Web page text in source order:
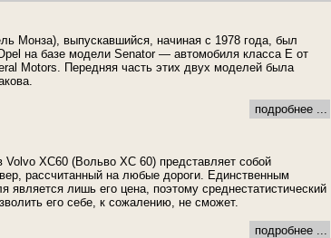
Монза), выпускавшийся, начиная с 1978 года, был
на базе модели Senator — автомобиля класса Е от
Motors. Передняя часть этих двух моделей была
подробнее ...
XC60 (Вольво ХС 60) представляет собой
рассчитанный на любые дороги. Единственным
является лишь его цена, поэтому среднестатистический
его себе, к сожалению, не сможет.
подробнее ...